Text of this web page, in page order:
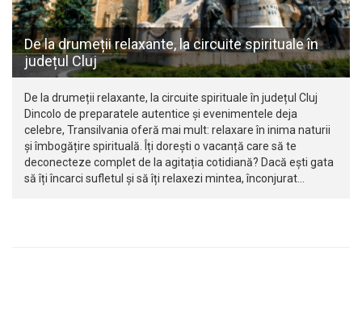
De la drumeții relaxante, la circuite spirituale în
județul Cluj
De la drumeții relaxante, la circuite spirituale în județul Cluj
Dincolo de preparatele autentice și evenimentele deja
celebre, Transilvania oferă mai mult: relaxare în inima naturii
și îmbogățire spirituală. Îți dorești o vacanță care să te
deconecteze complet de la agitația cotidiană? Dacă ești gata
să îți încarci sufletul și să îți relaxezi mintea, înconjurat…